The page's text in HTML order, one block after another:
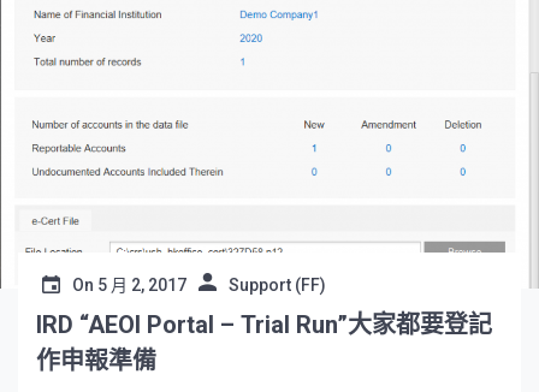
On 5 月 2, 2017 Support (FF)
IRD “AEOI Portal – Trial Run”大家都要登記
作申報準備